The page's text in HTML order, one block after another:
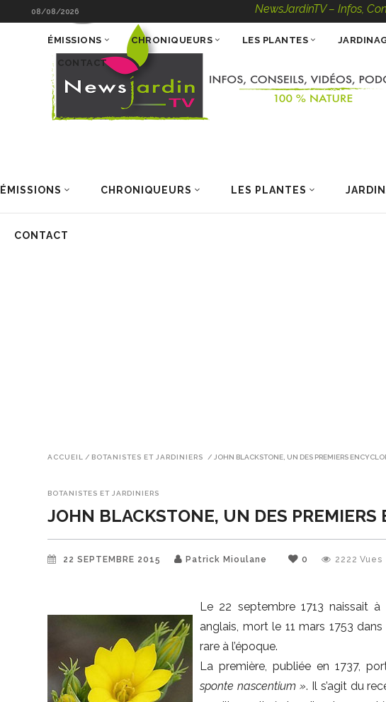
08/08/2026 NewsJardinTV – Infos, Conseils,
ÉMISSIONS CHRONIQUEURS LES PLANTES
CONTACT
ÉMISSIONS CHRONIQUEURS LES PLANTES
CONTACT
ACCUEIL / BOTANISTES ET JARDINIERS / JOHN BLACKSTONE, UN DES PREMIERS
BOTANISTES ET JARDINIERS
JOHN BLACKSTONE, UN DES
22 SEPTEMBRE 2015 Patrick Mioulane 0 2222 Vues
Le 22 septembre 1713 naissait à
anglais, mort le 11 mars 1753
rare à l’époque.
La première, publiée en 1737,
sponte nascentium ». Il s’agit du